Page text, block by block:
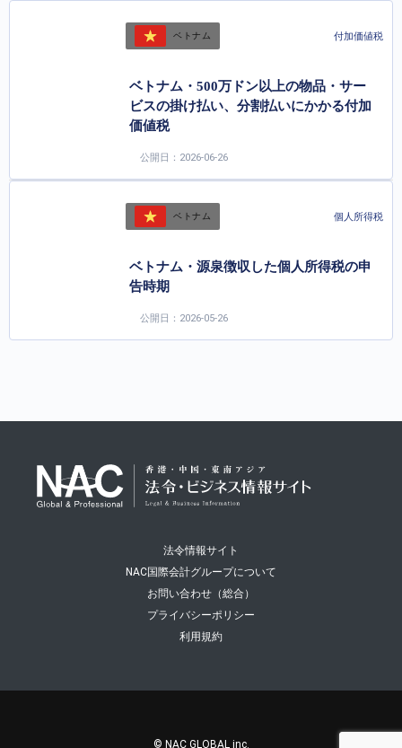
ベトナム 付加価値税
ベトナム・500万ドン以上の物品・サー
ビスの掛け払い、分割払いにかかる付加
価値税
公開日：2026-06-26
ベトナム 個人所得税
ベトナム・源泉徴収した個人所得税の申
告時期
公開日：2026-05-26
法令情報サイト
NAC国際会計グループについて
お問い合わせ（総合）
プライバシーポリシー
利用規約
© NAC GLOBAL inc.